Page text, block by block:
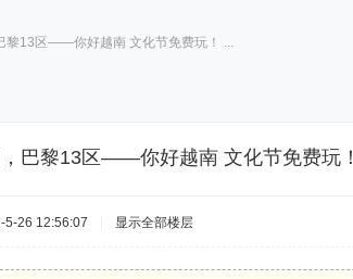
黎13区——你好越南 文化节免费玩！ ...
巴黎13区——你好越南 文化节免费玩！
5-26 12:56:07 显示全部楼层